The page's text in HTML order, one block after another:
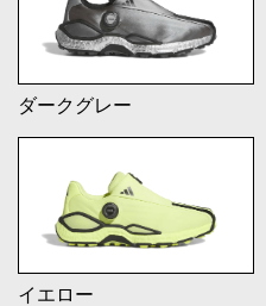
ダークグレー
イエロー